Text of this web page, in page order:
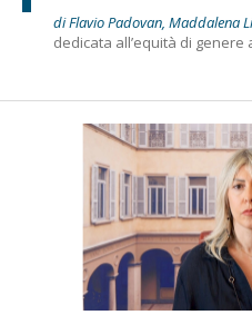
di Flavio Padovan, Maddalena
dedicata all’equità di genere